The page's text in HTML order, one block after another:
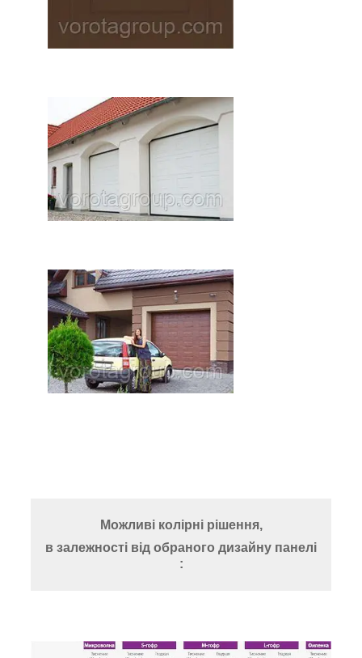
Можливі колірні рішення,
в залежності від обраного дизайну панелі
: